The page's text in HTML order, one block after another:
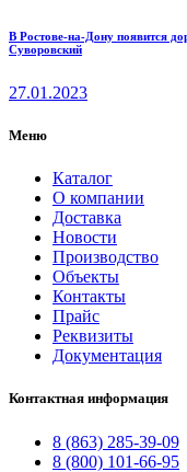
В Ростове-на-Дону появится
Суворовский
27.01.2023
Меню
Каталог
О компании
Доставка
Новости
Производство
Объекты
Контакты
Прайс
Реквизиты
Документация
Контактная информация
8 (863) 285-39-09
8 (800) 101-66-95